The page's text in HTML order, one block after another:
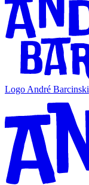
Logo André Barcinski